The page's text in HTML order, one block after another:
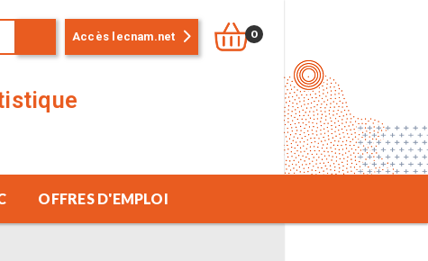
Accès lecnam.net 0
OFFRES D'EMPLOI